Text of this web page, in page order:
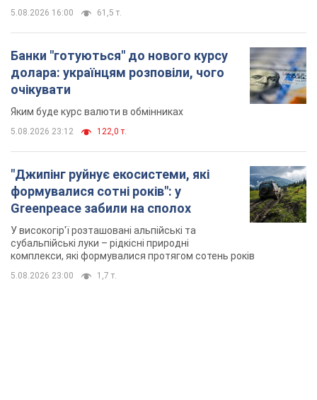
"Джипінг руйнує екосистеми, які
формувалися сотні років": у
Greenpeace забили на сполох
У високогір'ї розташовані альпійські та
комплекси, які формувалися протягом сотень років
5.08.2026 23:00 1,7 т.